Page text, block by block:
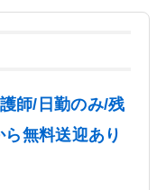
師/日勤のみ/残
無料送迎あり